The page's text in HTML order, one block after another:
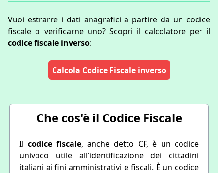
Vuoi estrarre i dati anagrafici a partire da un codice
fiscale o verificarne uno? Scopri il calcolatore per il
codice fiscale inverso:
Calcola Codice Fiscale inverso
Che cos'è il Codice Fiscale
Ilcodice fiscale, anche detto CF, è un codice
univoco utile all'identificazione dei cittadini
italiani ai fini amministrativi e fiscali. È un codice